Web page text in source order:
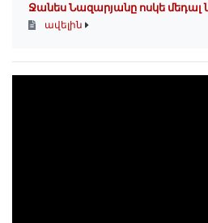
Ջանես Նազարյանը ոսկե մեդալ
ավելին